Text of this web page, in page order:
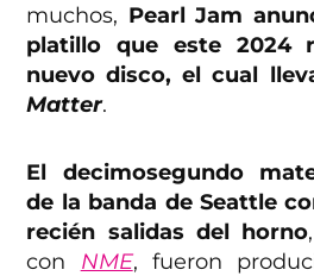
muchos, Pearl Jam
platillo que este 2024
nuevo disco, el cual
Matter.
El decimosegundo
de la banda de Seattle
recién salidas del horno
con NME, fueron